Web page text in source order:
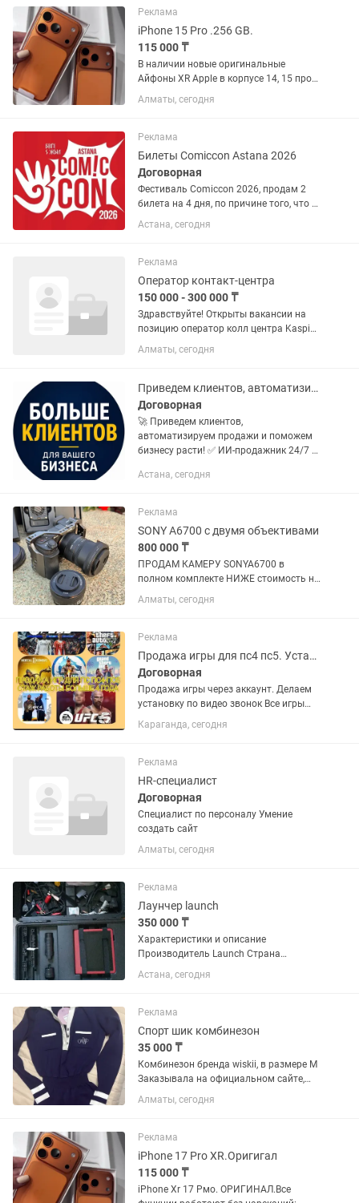
Покупали для производства, но не...
Реклама
iPhone 15 Pro .256 GB.
115 000 ₸
В наличии новые оригинальные
Айфоны XR Apple в корпусе 14, 15 про
256 гб в запечатанной коробке, под
пломбами ! Отличие от обычного 15
от Айфон Хр. Внешнее...
Алматы, сегодня
Реклама
Билеты Comiccon Astana 2026
Договорная
Фестиваль Comiccon 2026, продам 2
билета на 4 дня, по причине того, что к
сожалению не можем посетить
мероприятие В наличии 2 билета на
на официальном...
Астана, сегодня
Реклама
Оператор контакт-центра
150 000 - 300 000 ₸
Здравствуйте! Открыты вакансии на
позицию оператор колл центра Kaspi
Bank УДАЛЁННО. .ПРИНИМАЕМ ОТ 18
ЛЕТ. .СТУДЕНТОВ И ЗАОЧНИКОВ НЕ
СЧЕТАХ НЕ ПРИНИМАЕМ. .С
МАКБУКОМ НЕ...
Алматы, сегодня
Приведем клиентов, автоматизируем продажи и поможем бизнесу расти!
Договорная
🚀 Приведем клиентов,
автоматизируем продажи и поможем
бизнесу расти! ✅ ИИ-продажник 24/7 —
заявки, доводит до оплаты и
Астана, сегодня
Реклама
SONY A6700 с двумя объективами
800 000 ₸
ПРОДАМ КАМЕРУ SONYA6700 в
полном комплекте НИЖЕ стоимость на
данный момент в КАСПИ всего что
продаю ▪️Sigma 55mm Protector Filter —
CU001 для Sony ZV-E1 /...
Алматы, сегодня
Реклама
Продажа игры для пс4 пс5. Установка закачка
Договорная
Продажа игры через аккаунт. Делаем
установку по видео звонок Все игры
купленные в официальном сайте пс
сторе. Стаж работы 5 лет Наш
Караганда, сегодня
Реклама
HR-специалист
Договорная
Специалист по персоналу Умение
создать сайт
Алматы, сегодня
Реклама
Лаунчер launch
350 000 ₸
Характеристики и описание
Производитель Launch Страна
производительКитай Чтение и
стирание кодов неисправностейДа
системыДа Управление
исполнительными...
Астана, сегодня
Реклама
Спорт шик комбинезон
35 000 ₸
Комбинезон бренда wiskii, в размере М
Заказывала на официальном сайте,
абсолютно новый с этикетками, цена
на сайте 128 Мне не подошел по
Алматы, сегодня
Реклама
iPhone 17 Pro XR.Оригигал
115 000 ₸
iPhone Xr 17 Рмо. ОРИГИНАЛ.Все